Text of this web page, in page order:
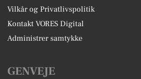
Vilkår og Privatlivspolitik
Kontakt VORES Digital
Administrer samtykke
GENVEJE